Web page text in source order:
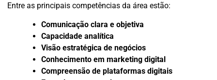
Entre as principais competências da área estão:
Comunicação clara e objetiva
Capacidade analítica
Visão estratégica de negócios
Conhecimento em marketing digital
Compreensão de plataformas digitais